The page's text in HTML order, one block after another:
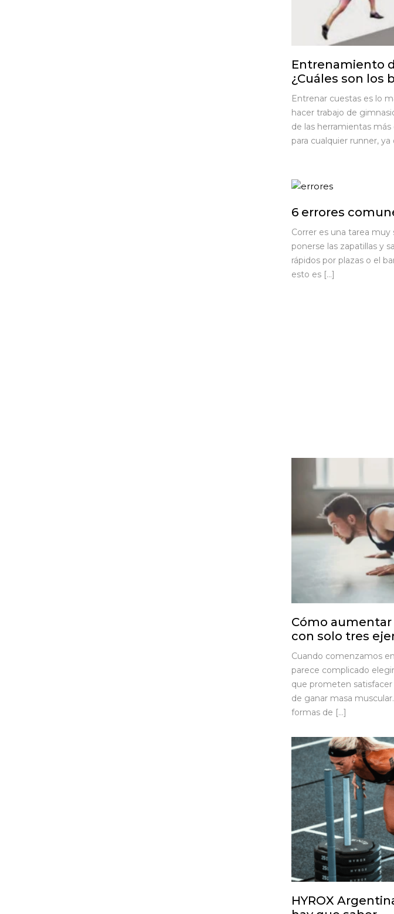
Entrenamiento
¿Cuáles son los
Entrenar cuestas es lo
hacer trabajo de
de las herramientas
para cualquier runner,
6 errores
Correr es una tarea
ponerse las zapatillas y
rápidos por plazas o el
esto es […]
Cómo
con solo tres
Cuando comenzamos
parece complicado
que prometen
de ganar masa
formas de […]
HYROX